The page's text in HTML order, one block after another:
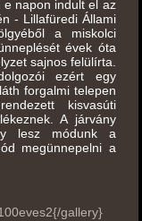
napon indult el az
- Lillafüredi Állami
gyéből a miskolci
évek óta
sajnos felülírta.
ezért egy
forgalmi telepen
kisvasúti
A járvány
lesz módunk a
megünnepelni a
gallery}